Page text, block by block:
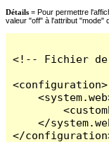
Détails = Pour permettre
valeur "off" à l'attribut "mode"
<!-- Fichier de
<configuration>
</
</